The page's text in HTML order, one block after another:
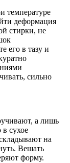
температуре
деформация
стирки, не
его в тазу и
сильно
а лишь
сухое
на
Вешать
форму.